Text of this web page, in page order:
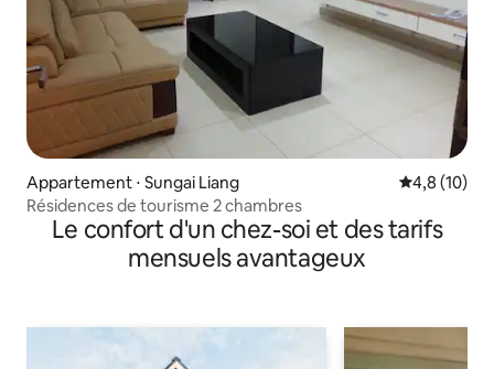
Appartement ⋅ Sungai Liang Évaluation
4,8 (10)
Résidences de tourisme 2 chambres
Le confort d'un chez-soi et des tarifs
mensuels avantageux